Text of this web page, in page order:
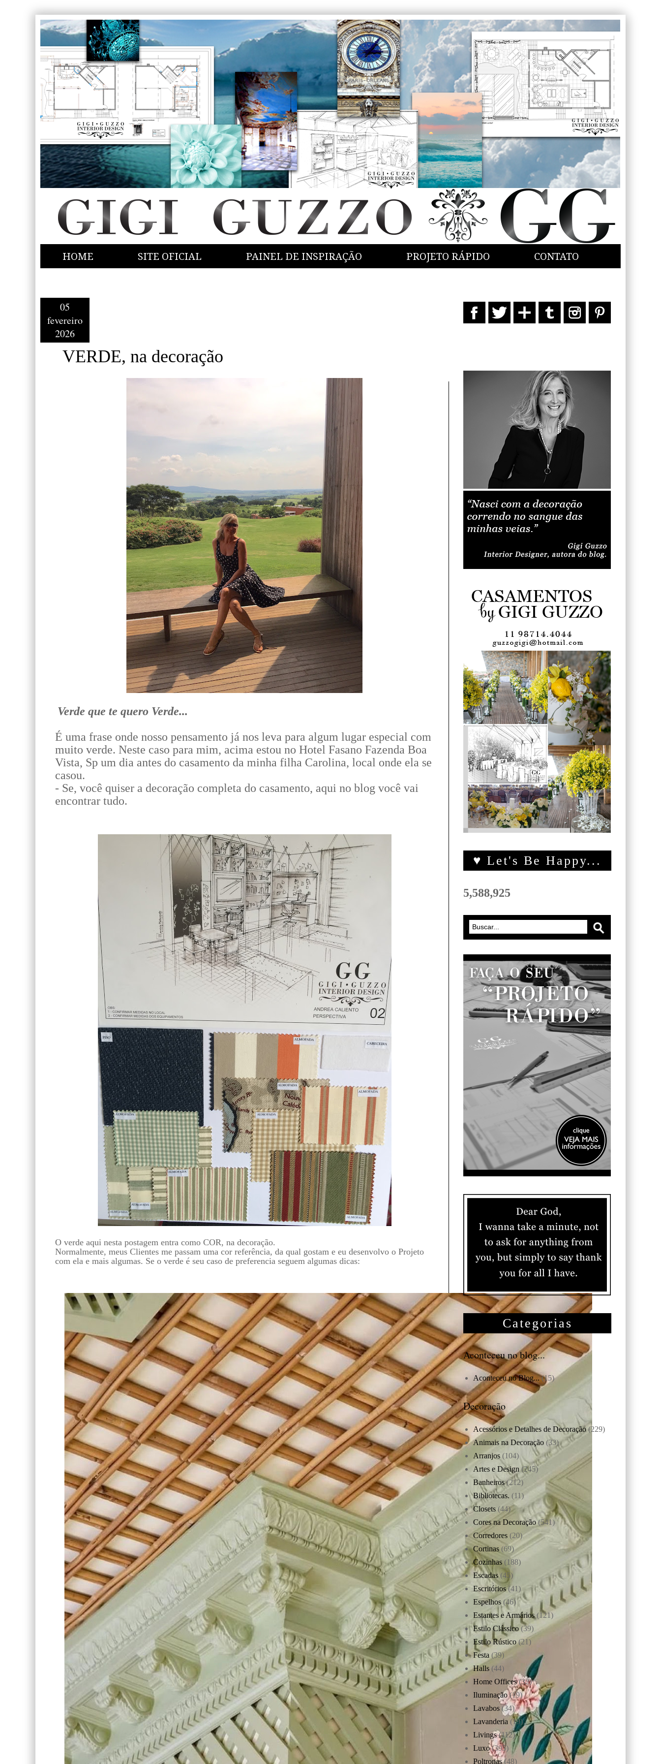
HOME SITE OFICIAL PAINEL DE INSPIRAÇÃO PROJETO RÁPIDO CONTATO
05
fevereiro
2026
VERDE, na decoração
Verde que te quero Verde...
É uma frase onde nosso pensamento já nos leva para algum lugar especial com
muito verde. Neste caso para mim, acima estou no Hotel Fasano Fazenda Boa
Vista, Sp um dia antes do casamento da minha filha Carolina, local onde ela se
casou.
- Se, você quiser a decoração completa do casamento, aqui no blog você vai
encontrar tudo.
O verde aqui nesta postagem entra como COR, na decoração.
Normalmente, meus Clientes me passam uma cor referência, da qual gostam e eu desenvolvo o Projeto
com ela e mais algumas. Se o verde é seu caso de preferencia seguem algumas dicas:
♥ Let's Be Happy...
5,588,925
Categorias
Aconteceu no blog...
Aconteceu no Blog... (15)
Decoração
Acessórios e Detalhes de Decoração (229)
Animais na Decoração (33)
Arranjos (104)
Artes e Design (245)
Banheiros (212)
Bibliotecas. (11)
Closets (44)
Cores na Decoração (541)
Corredores (20)
Cortinas (69)
Cozinhas (188)
Escadas (45)
Escritórios (41)
Espelhos (46)
Estantes e Armários (121)
Estilo Clássico (39)
Estilo Rústico (21)
Festa (39)
Halls (44)
Home Offices (32)
Iluminação (19)
Lavabos (34)
Lavanderia (19)
Livings (112)
Luxo (395)
Poltronas (48)